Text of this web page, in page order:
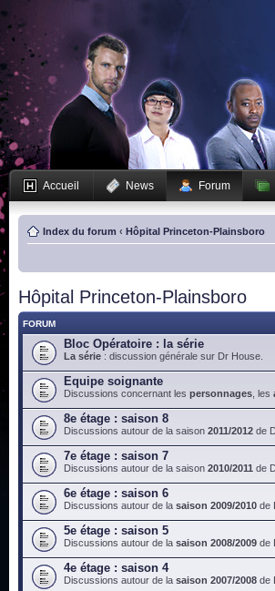
Accueil News Forum
Index du forum ‹ Hôpital Princeton-Plainsboro
Hôpital Princeton-Plainsboro
FORUM
Bloc Opératoire : la série
La série : discussion générale sur Dr House.
Equipe soignante
Discussions concernant les personnages , les
8e étage : saison 8
Discussions autour de la saison 2011/2012 de
7e étage : saison 7
Discussions autour de la saison 2010/2011 de
6e étage : saison 6
Discussions autour de la saison 2009/2010 de
5e étage : saison 5
Discussions autour de la saison 2008/2009 de
4e étage : saison 4
Discussions autour de la saison 2007/2008 de